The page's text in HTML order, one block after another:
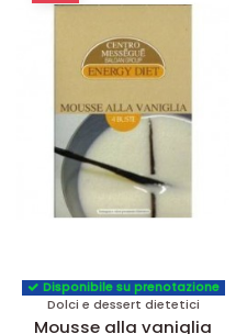
Disponibile su prenotazione
Dolci e dessert dietetici
Mousse alla vaniglia